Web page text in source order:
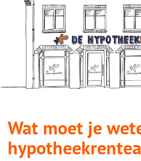
Wat moet je